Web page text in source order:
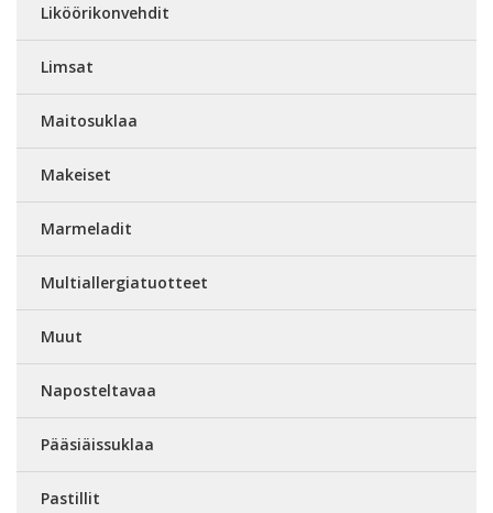
Liköörikonvehdit
Limsat
Maitosuklaa
Makeiset
Marmeladit
Multiallergiatuotteet
Muut
Naposteltavaa
Pääsiäissuklaa
Pastillit